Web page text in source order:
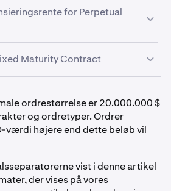
er en type Derivatives-kontrakt,
og en funktion med
en finansieringsrente, en
spotpris. Mere information om
findes under „Perpetual Contract
i den næste rullemenu.
gearing efter
i
Derivatives Margin
for Perpetual
kontant i basisvaluta
Maturity Contract
halvårligt
ordrestørrelse er 20.000.000 $
og ordretyper. Ordrer
værdi højere end dette beløb vil
vist i denne artikel
der vises på vores